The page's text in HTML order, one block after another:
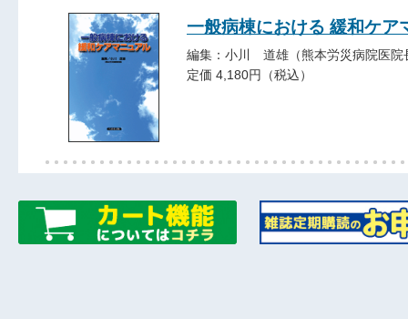
一般病棟における 緩和ケ
編集：小川 道雄（熊本労災病院医院
定価 4,180円（税込）